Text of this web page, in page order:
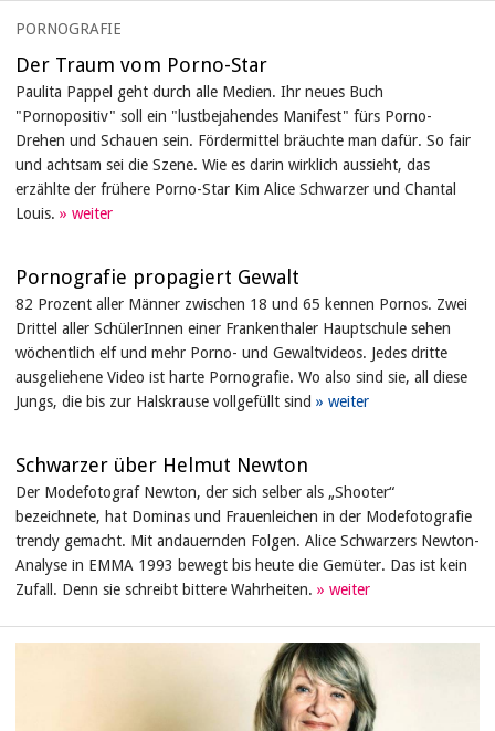
PORNOGRAFIE
Der Traum vom Porno-Star
Paulita Pappel geht durch alle Medien. Ihr neues Buch
"Pornopositiv" soll ein "lustbejahendes Manifest" fürs Porno-
Drehen und Schauen sein. Fördermittel bräuchte man dafür. So fair
und achtsam sei die Szene. Wie es darin wirklich aussieht, das
erzählte der frühere Porno-Star Kim Alice Schwarzer und Chantal
Louis.
Pornografie propagiert Gewalt
82 Prozent aller Männer zwischen 18 und 65 kennen Pornos. Zwei
Drittel aller SchülerInnen einer Frankenthaler Hauptschule sehen
wöchentlich elf und mehr Porno- und Gewaltvideos. Jedes dritte
ausgeliehene Video ist harte Pornografie. Wo also sind sie, all diese
Jungs, die bis zur Halskrause vollgefüllt sind
Schwarzer über Helmut Newton
Der Modefotograf Newton, der sich selber als „Shooter“
bezeichnete, hat Dominas und Frauenleichen in der Modefotografie
trendy gemacht. Mit andauernden Folgen. Alice Schwarzers Newton-
Analyse in EMMA 1993 bewegt bis heute die Gemüter. Das ist kein
Zufall. Denn sie schreibt bittere Wahrheiten.